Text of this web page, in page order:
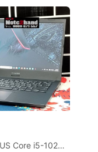
โน๊ตบุ๊คมือสอง ASUS Core i5-10210U จอ14”HD แรม8+NVMe.256+การ์ดจอ UHD 620